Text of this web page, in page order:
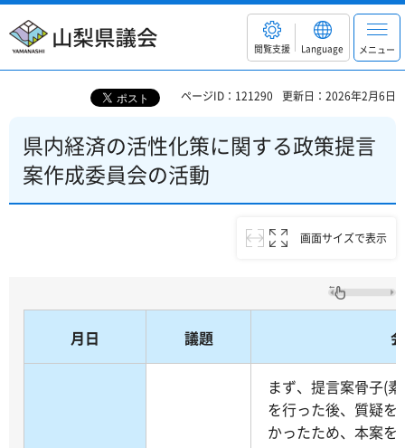
山梨県議会
閲覧支援 Language メニュー
ページID：121290 更新日：2026年2月6日
県内経済の活性化策に関する政策提言
案作成委員会の活動
画面サイズで表示
月日 議題
まず、提言案骨子(
を行った後、質疑を
かったため、本案を